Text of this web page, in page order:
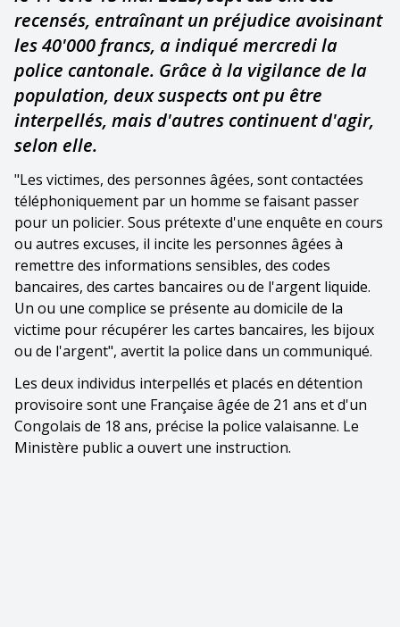
recensés, entraînant un préjudice avoisinant
les 40'000 francs, a indiqué mercredi la
police cantonale. Grâce à la vigilance de la
population, deux suspects ont pu être
interpellés, mais d'autres continuent d'agir,
selon elle.
"Les victimes, des personnes âgées, sont contactées
téléphoniquement par un homme se faisant passer
pour un policier. Sous prétexte d'une enquête en cours
ou autres excuses, il incite les personnes âgées à
remettre des informations sensibles, des codes
bancaires, des cartes bancaires ou de l'argent liquide.
Un ou une complice se présente au domicile de la
victime pour récupérer les cartes bancaires, les bijoux
ou de l'argent", avertit la police dans un communiqué.
Les deux individus interpellés et placés en détention
provisoire sont une Française âgée de 21 ans et d'un
Congolais de 18 ans, précise la police valaisanne. Le
Ministère public a ouvert une instruction.